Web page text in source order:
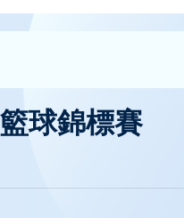
球錦標賽